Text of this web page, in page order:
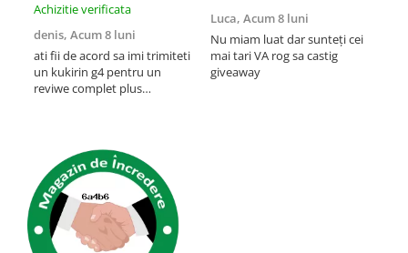
Achizitie verificata
denis, Acum 8 luni
ati fii de acord sa imi trimiteti
un kukirin g4 pentru un
reviwe complet plus
Luca, Acum 8 luni
Nu miam luat dar sunteți cei
mai tari VA rog sa castig
giveaway